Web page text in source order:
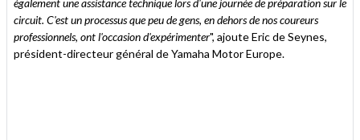
également une assistance technique lors d'une journée de préparation sur le
circuit. C'est un processus que peu de gens, en dehors de nos coureurs
professionnels, ont l'occasion d'expérimenter", ajoute Eric de Seynes,
président-directeur général de Yamaha Motor Europe.